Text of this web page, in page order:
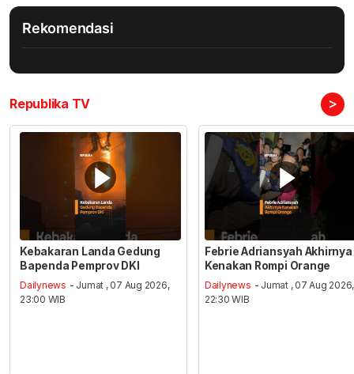
Rekomendasi
Republika TV >
Kebakaran Landa Gedung
Bapenda Pemprov DKI
Dailynews - Jumat , 07 Aug 2026,
23:00 WIB
Febrie Adriansyah Akhirnya
Kenakan Rompi Orange
Dailynews - Jumat , 07 Aug 2026,
22:30 WIB